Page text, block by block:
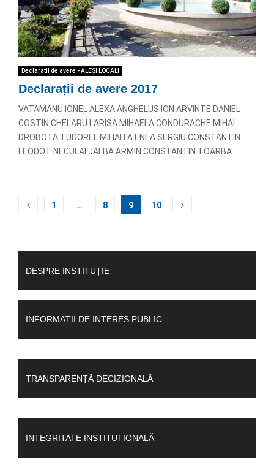
Declaratii de avere - ALEȘI LOCALI
Declarații de avere 2017
VATAMANU IONEL ALEXA ANGHELUS ION ARVINTE DANIEL
COSTIN CHELARU LARISA MIHAELA CONDURACHE MIHAI
DROBOTA TUDOREL MIHAITA ENEA SERGIU CONSTANTIN
FEODOT NECULAI JALBA ARMIN CONSTANTIN TOARBA...
Paginație
1 … 8 9 10
DESPRE INSTITUȚIE
INFORMAȚII DE INTERES PUBLIC
TRANSPARENȚĂ DECIZIONALĂ
INTEGRITATE INSTITUȚIONALĂ